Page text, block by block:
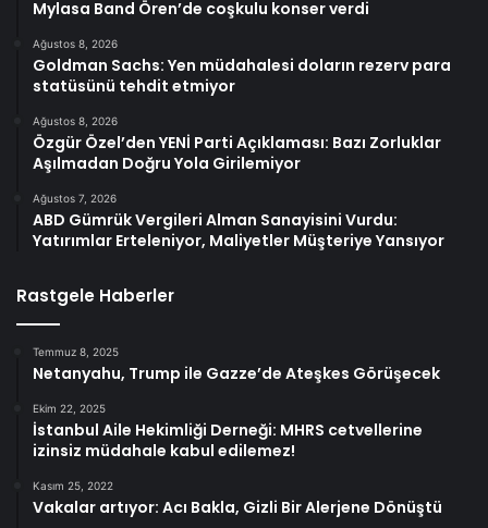
Mylasa Band Ören’de coşkulu konser verdi
Ağustos 8, 2026
Goldman Sachs: Yen müdahalesi doların rezerv para
statüsünü tehdit etmiyor
Ağustos 8, 2026
Özgür Özel’den YENİ Parti Açıklaması: Bazı Zorluklar
Aşılmadan Doğru Yola Girilemiyor
Ağustos 7, 2026
ABD Gümrük Vergileri Alman Sanayisini Vurdu:
Yatırımlar Erteleniyor, Maliyetler Müşteriye Yansıyor
Rastgele Haberler
Temmuz 8, 2025
Netanyahu, Trump ile Gazze’de Ateşkes Görüşecek
Ekim 22, 2025
İstanbul Aile Hekimliği Derneği: MHRS cetvellerine
izinsiz müdahale kabul edilemez!
Kasım 25, 2022
Vakalar artıyor: Acı Bakla, Gizli Bir Alerjene Dönüştü